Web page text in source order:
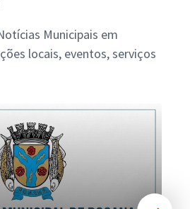
Municipais em
locais, eventos, serviços